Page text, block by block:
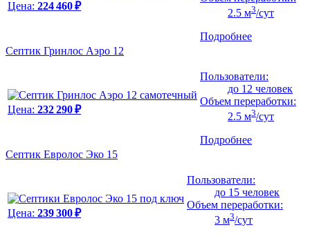
Цена: 224 460 ₽
2.5 м3/сут
Подробнее
Септик Гринлос Аэро 12
Цена: 232 290 ₽
Пользователи:
до 12 человек
Объем переработки:
2.5 м3/сут
Подробнее
Септик Евролос Эко 15
Цена: 239 300 ₽
Пользователи:
до 15 человек
Объем переработки:
3 м3/сут